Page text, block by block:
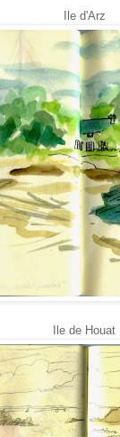
Ile d'Arz
Ile de Houat